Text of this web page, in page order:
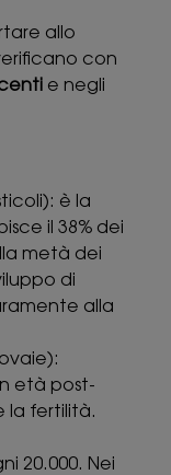
allo
con
e negli
è la
il 38% dei
metà dei
di
alla
età post-
la fertilità.
20.000. Nei